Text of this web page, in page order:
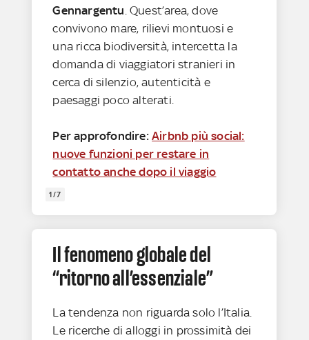
Gennargentu . Quest’area, dove
convivono mare, rilievi montuosi e
una ricca biodiversità, intercetta la
domanda di viaggiatori stranieri in
cerca di silenzio, autenticità e
paesaggi poco alterati.
Per approfondire:Airbnb più social:
nuove funzioni per restare in
contatto anche dopo il viaggio
1/7
Il fenomeno globale del
“ritorno all’essenziale”
La tendenza non riguarda solo l’Italia.
Le ricerche di alloggi in prossimità dei